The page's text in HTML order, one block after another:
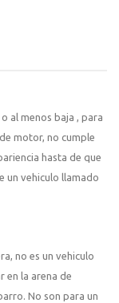
al menos baja , para
motor, no cumple
hasta de que
un vehiculo llamado
no es un vehiculo
en la arena de
No son para un